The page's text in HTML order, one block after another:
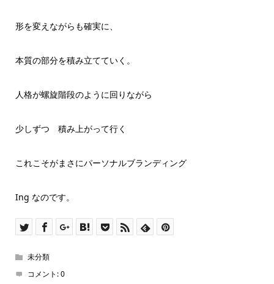
形を変えながらも確実に、
本質の部分を積み立てていく。
人格が螺旋階段のように回りながら
少しずつ 積み上がって行く
これこそがまさにパーソナルブランディング
Ing なのです。
未分類
コメント:0